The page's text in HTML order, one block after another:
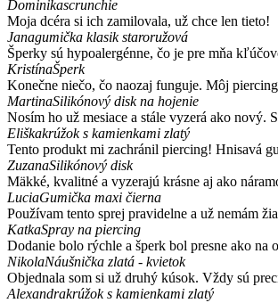
Dominikascrunchie
Moja dcéra si ich zamilovala, už chce len tieto!
Janagumička klasik staroružová
Šperky sú hypoalergénne, čo je pre mňa
KristínaŠperk
Konečne niečo, čo naozaj funguje. Môj
MartinaSilikónový disk na hojenie
Nosím ho už mesiace a stále vyzerá ako nový.
Eliškakrúžok s kamienkami zlatý
Tento produkt mi zachránil piercing! Hnisavá
ZuzanaSilikónový disk
Mäkké, kvalitné a vyzerajú krásne aj ako
LuciaGumička maxi čierna
Používam tento sprej pravidelne a už nemám
KatkaSpray na piercing
Dodanie bolo rýchle a šperk bol presne ako na
NikolaNáušnička zlatá - kvietok
Objednala som si už druhý kúsok. Vždy sú
Alexandrakrúžok s kamienkami zlatý